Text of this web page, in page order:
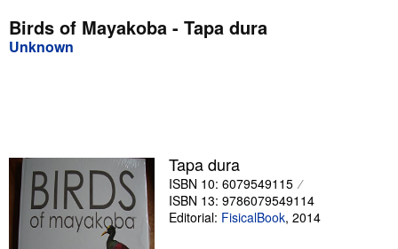
Consultar mis pedidos
Búsqueda avanzada
Vendedores
Comenzar a vender
Ayuda
Birds of Mayakoba - Tapa dura
Unknown
Tapa dura
ISBN 10: 6079549115
ISBN 13: 9786079549114
Editorial: FisicalBook, 2014